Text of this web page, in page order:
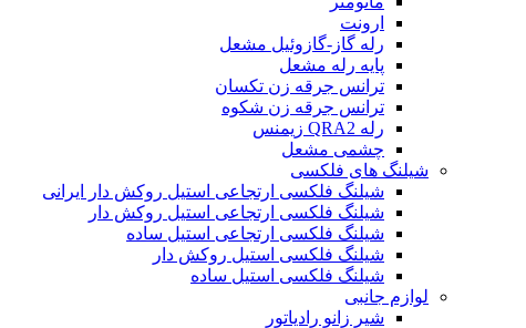
ارونت
رله گاز-گازوئیل مشعل
پایه رله مشعل
ترانس جرقه زن تکسان
ترانس جرقه زن شکوه
رله QRA2 زیمنس
چشمی مشعل
شیلنگ های فلکسی
شیلنگ فلکسی ارتجاعی استیل روکش دار ایرانی
شیلنگ فلکسی ارتجاعی استیل روکش دار
شیلنگ فلکسی ارتجاعی استیل ساده
شیلنگ فلکسی استیل روکش دار
شیلنگ فلکسی استیل ساده
لوازم جانبی
شیر زانو رادیاتور